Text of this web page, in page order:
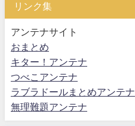
リンク集
アンテナサイト
おまとめ
キター！アンテナ
つべこアンテナ
ラブラドールまとめアンテナ
無理難題アンテナ